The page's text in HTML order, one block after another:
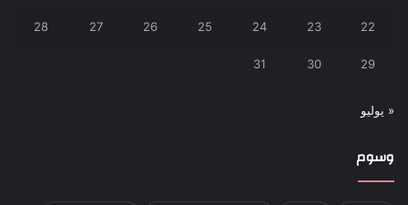
22
23
24
25
26
27
28
29
30
31
« يوليو
وسوم